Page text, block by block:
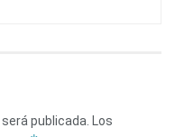
publicada.
Los